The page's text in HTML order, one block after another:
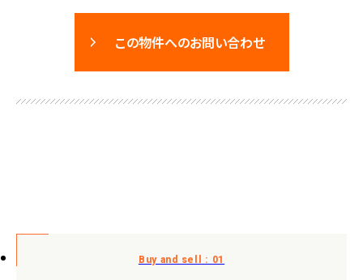
この物件へのお問い合わせ